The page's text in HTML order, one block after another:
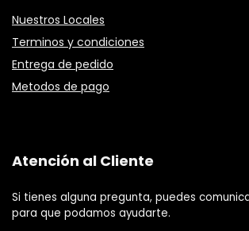
Nuestros Locales
Terminos y condiciones
Entrega de pedido
Metodos de pago
Atención al Cliente
Si tienes alguna pregunta, puedes
para que podamos ayudarte.